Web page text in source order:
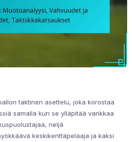
taktinen asettelu, joka korostaa
samalla kun se ylläpitää vankkaa
neljä
keskikenttäpelaaja ja kaksi